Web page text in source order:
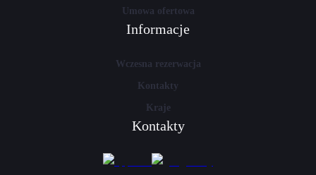
Umowa ofertowa
Informacje
Wczesna rezerwacja
Kontakty
Kraje
Kontakty